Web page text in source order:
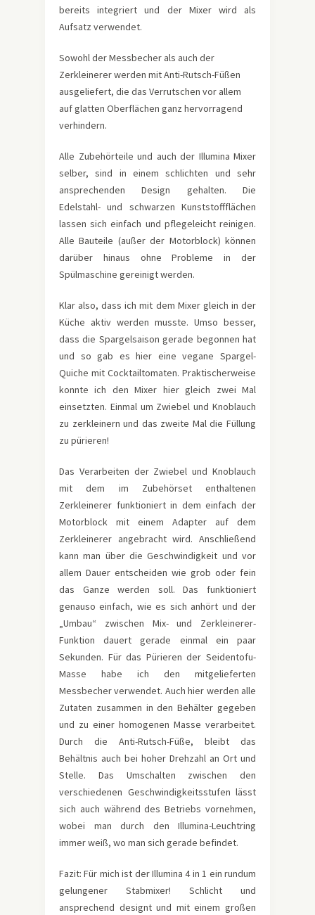
bereits integriert und der Mixer wird als
Aufsatz verwendet.
Sowohl der Messbecher als auch der
Zerkleinerer werden mit Anti-Rutsch-Füßen
ausgeliefert, die das Verrutschen vor allem
auf glatten Oberflächen ganz hervorragend
verhindern.
Alle Zubehörteile und auch der Illumina Mixer
selber, sind in einem schlichten und sehr
ansprechenden Design gehalten. Die
Edelstahl- und schwarzen Kunststoffflächen
lassen sich einfach und pflegeleicht reinigen.
Alle Bauteile (außer der Motorblock) können
darüber hinaus ohne Probleme in der
Spülmaschine gereinigt werden.
Klar also, dass ich mit dem Mixer gleich in der
Küche aktiv werden musste. Umso besser,
dass die Spargelsaison gerade begonnen hat
und so gab es hier eine vegane Spargel-
Quiche mit Cocktailtomaten. Praktischerweise
konnte ich den Mixer hier gleich zwei Mal
einsetzten. Einmal um Zwiebel und Knoblauch
zu zerkleinern und das zweite Mal die Füllung
zu pürieren!
Das Verarbeiten der Zwiebel und Knoblauch
mit dem im Zubehörset enthaltenen
Zerkleinerer funktioniert in dem einfach der
Motorblock mit einem Adapter auf dem
Zerkleinerer angebracht wird. Anschließend
kann man über die Geschwindigkeit und vor
allem Dauer entscheiden wie grob oder fein
das Ganze werden soll. Das funktioniert
genauso einfach, wie es sich anhört und der
„Umbau“ zwischen Mix- und Zerkleinerer-
Funktion dauert gerade einmal ein paar
Sekunden. Für das Pürieren der Seidentofu-
Masse habe ich den mitgelieferten
Messbecher verwendet. Auch hier werden alle
Zutaten zusammen in den Behälter gegeben
und zu einer homogenen Masse verarbeitet.
Durch die Anti-Rutsch-Füße, bleibt das
Behältnis auch bei hoher Drehzahl an Ort und
Stelle. Das Umschalten zwischen den
verschiedenen Geschwindigkeitsstufen lässt
sich auch während des Betriebs vornehmen,
wobei man durch den Illumina-Leuchtring
immer weiß, wo man sich gerade befindet.
Fazit: Für mich ist der Illumina 4 in 1 ein rundum
gelungener Stabmixer! Schlicht und
ansprechend designt und mit einem großen